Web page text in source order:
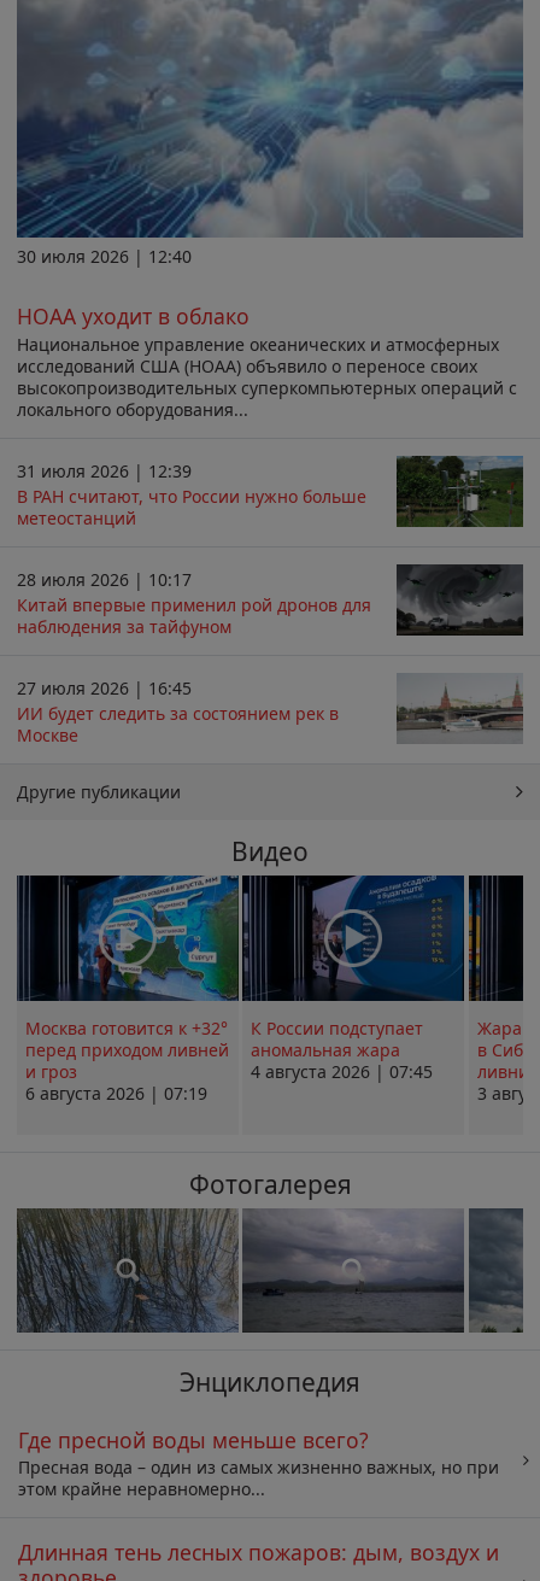
30 июля 2026 | 12:40
НОАА уходит в облако
Национальное управление океанических и атмосферных
исследований США (НОАА) объявило о переносе своих
высокопроизводительных суперкомпьютерных операций с
локального оборудования...
31 июля 2026 | 12:39
В РАН считают, что России нужно больше
метеостанций
28 июля 2026 | 10:17
Китай впервые применил рой дронов для
наблюдения за тайфуном
27 июля 2026 | 16:45
ИИ будет следить за состоянием рек в
Москве
Другие публикации
Видео
Москва готовится к +32°
перед приходом ливней
и гроз
6 августа 2026 | 07:19
К России подступает
аномальная жара
4 августа 2026 | 07:45
Жара в
в
ливни
3
Фотогалерея
Энциклопедия
Где пресной воды меньше всего?
Пресная вода – один из самых жизненно важных, но при
этом крайне неравномерно...
Длинная тень лесных пожаров: дым, воздух и